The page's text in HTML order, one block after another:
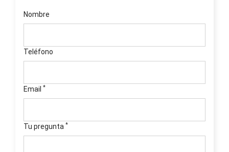
Nombre
Teléfono
Email *
Tu pregunta *